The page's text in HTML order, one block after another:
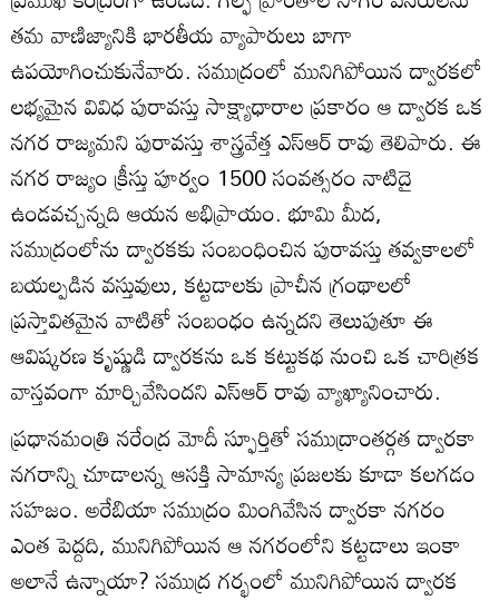
తమ వాణిజ్యానికి భారతీయ వ్యాపారులు బాగా
ఉపయోగించుకునేవారు. సముద్రంలో మునిగిపోయిన ద్వారకలో
లభ్యమైన వివిధ పురావస్తు సాక్ష్యాధారాల ప్రకారం ఆ ద్వారక ఒక
నగర రాజ్యమని పురావస్తు శాస్త్రవేత్త ఎస్ఆర్ రావు తెలిపారు. ఈ
నగర రాజ్యం క్రీస్తు పూర్వం 1500 సంవత్సరం నాటిదై
ఉండవచ్చన్నది ఆయన అభిప్రాయం. భూమి మీద,
సముద్రంలోను ద్వారకకు సంబంధించిన పురావస్తు తవ్వకాలలో
బయల్పడిన వస్తువులు, కట్టడాలకు ప్రాచీన గ్రంథాలలో
ప్రస్తావితమైన వాటితో సంబంధం ఉన్నదని తెలుపుతూ ఈ
ఆవిష్కరణ కృష్ణుడి ద్వారకను ఒక కట్టుకథ నుంచి ఒక చారిత్రక
వాస్తవంగా మార్చివేసిందని ఎస్ఆర్ రావు వ్యాఖ్యానించారు.
ప్రధానమంత్రి నరేంద్ర మోదీ స్ఫూర్తితో సముద్రాంతర్గత ద్వారకా
నగరాన్ని చూడాలన్న ఆసక్తి సామాన్య ప్రజలకు కూడా కలగడం
సహజం. అరేబియా సముద్రం మింగివేసిన ద్వారకా నగరం
ఎంత పెద్దది, మునిగిపోయిన ఆ నగరంలోని కట్టడాలు ఇంకా
అలానే ఉన్నాయా? సముద్ర గర్భంలో మునిగిపోయిన ద్వారక